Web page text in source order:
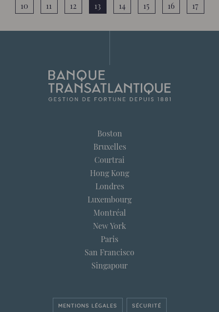
10 11 12 13 14 15 16 17
Boston
Bruxelles
Courtrai
Hong Kong
Londres
Luxembourg
Montréal
New York
Paris
San Francisco
Singapour
MENTIONS LÉGALES SÉCURITÉ